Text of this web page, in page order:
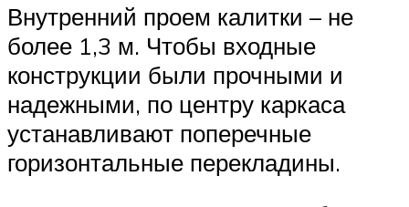
Внутренний проем калитки – не
более 1,3 м. Чтобы входные
конструкции были прочными и
надежными, по центру каркаса
устанавливают поперечные
горизонтальные перекладины.